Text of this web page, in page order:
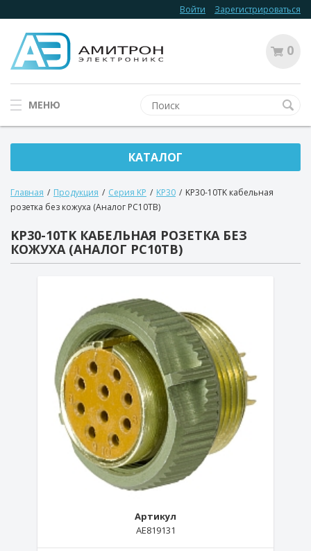
Войти Зарегистрироваться
0
МЕНЮ
КАТАЛОГ
Главная / Продукция / Серия KP / KP30 / KP30-10TK кабельная
розетка без кожуха (Аналог РС10ТВ)
KP30-10TK КАБЕЛЬНАЯ РОЗЕТКА БЕЗ
КОЖУХА (АНАЛОГ РС10ТВ)
Артикул
AE819131